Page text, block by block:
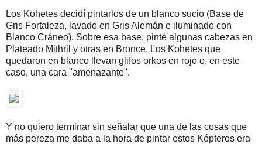
Los Kohetes decidí pintarlos de un blanco sucio (Base de
Gris Fortaleza, lavado en Gris Alemán e iluminado con
Blanco Cráneo). Sobre esa base, pinté algunas cabezas en
Plateado Mithril y otras en Bronce. Los Kohetes que
quedaron en blanco llevan glifos orkos en rojo o, en este
caso, una cara "amenazante".
Y no quiero terminar sin señalar que una de las cosas que
más pereza me daba a la hora de pintar estos Kópteros era